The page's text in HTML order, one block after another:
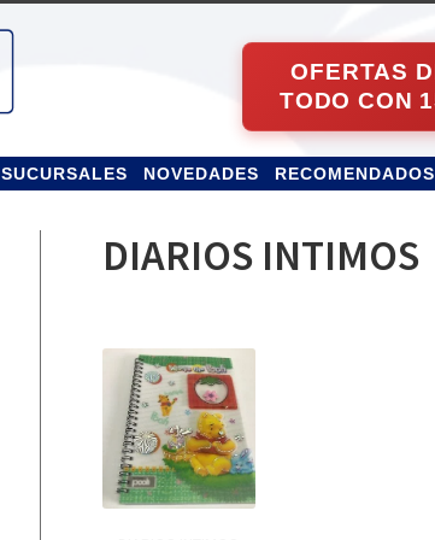
SUCURSALES NOVEDADES RECOMENDADOS
DIARIOS INTIMOS